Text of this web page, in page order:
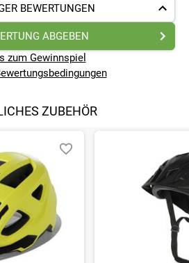
BEWERTUNGEN
ABGEBEN
zum Gewinnspiel
ZUBEHÖR